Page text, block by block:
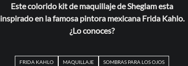
Este colorido kit de maquillaje de Sheglam esta
inspirado en la famosa pintora mexicana Frida Kahlo.
¿Lo conoces?
FRIDA KAHLO MAQUILLAJE SOMBRAS PARA LOS OJOS